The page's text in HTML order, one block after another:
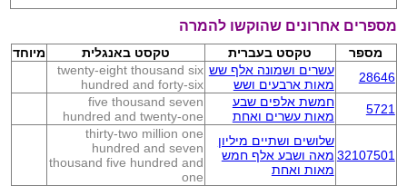
מספרים אחרונים שהוקשו להמרה
מספר טקסט בעברית טקסט באנגלית
מיוחד
28646
עשרים ושמונה אלף שש
מאות ארבעים ושש
twenty-eight thousand six
hundred and forty-six
5721
חמשת אלפים שבע
מאות עשרים ואחת
five thousand seven
hundred and twenty-one
32107501
שלושים ושתיים מיליון
מאה ושבע אלף חמש
מאות ואחת
thirty-two million one
hundred and seven
thousand five hundred and
one